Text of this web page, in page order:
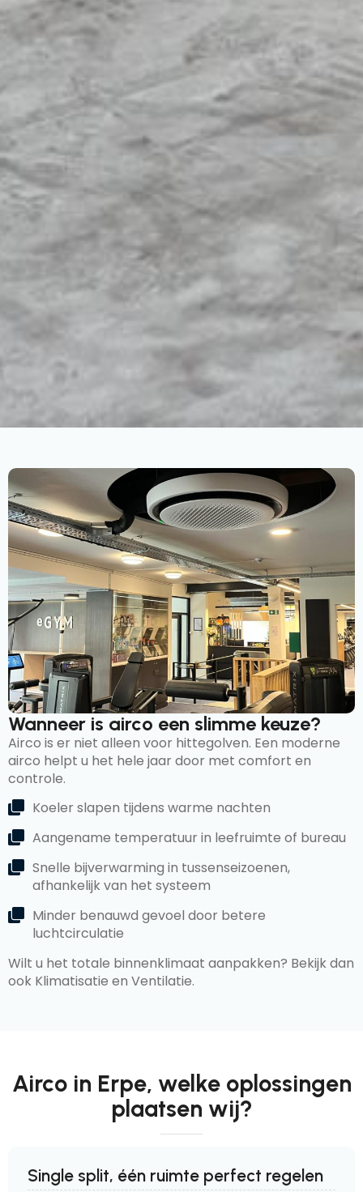
Wanneer is airco een slimme keuze?
Airco is er niet alleen voor hittegolven. Een moderne
airco helpt u het hele jaar door met comfort en
controle.
Koeler slapen tijdens warme nachten
Aangename temperatuur in leefruimte of bureau
Snelle bijverwarming in tussenseizoenen,
afhankelijk van het systeem
Minder benauwd gevoel door betere
luchtcirculatie
Wilt u het totale binnenklimaat aanpakken? Bekijk dan
ook Klimatisatie en Ventilatie.
Airco in Erpe, welke oplossingen
plaatsen wij?
Single split, één ruimte perfect regelen